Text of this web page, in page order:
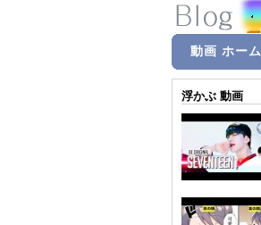
動画 ホーム
浮かぶ 動画